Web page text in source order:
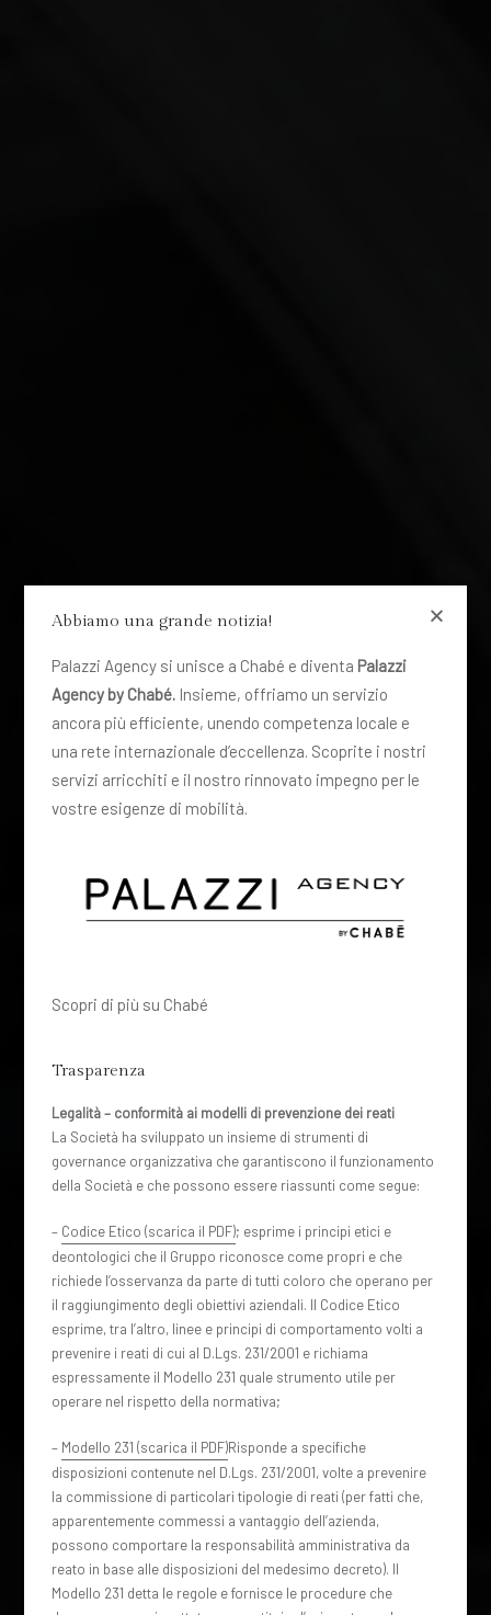
Abbiamo una grande notizia!
Palazzi Agency si unisce a Chabé e diventa Palazzi
Agency by Chabé. Insieme, offriamo un servizio
ancora più efficiente, unendo competenza locale e
una rete internazionale d’eccellenza. Scoprite i nostri
servizi arricchiti e il nostro rinnovato impegno per le
vostre esigenze di mobilità.
Scopri di più su Chabé
Trasparenza
Legalità – conformità ai modelli di prevenzione dei reati
La Società ha sviluppato un insieme di strumenti di
governance organizzativa che garantiscono il funzionamento
della Società e che possono essere riassunti come segue:
– Codice Etico (scarica il PDF); esprime i principi etici e
deontologici che il Gruppo riconosce come propri e che
richiede l’osservanza da parte di tutti coloro che operano per
il raggiungimento degli obiettivi aziendali. Il Codice Etico
esprime, tra l’altro, linee e principi di comportamento volti a
prevenire i reati di cui al D.Lgs. 231/2001 e richiama
espressamente il Modello 231 quale strumento utile per
operare nel rispetto della normativa;
– Modello 231 (scarica il PDF)Risponde a specifiche
disposizioni contenute nel D.Lgs. 231/2001, volte a prevenire
la commissione di particolari tipologie di reati (per fatti che,
apparentemente commessi a vantaggio dell’azienda,
possono comportare la responsabilità amministrativa da
reato in base alle disposizioni del medesimo decreto). Il
Modello 231 detta le regole e fornisce le procedure che